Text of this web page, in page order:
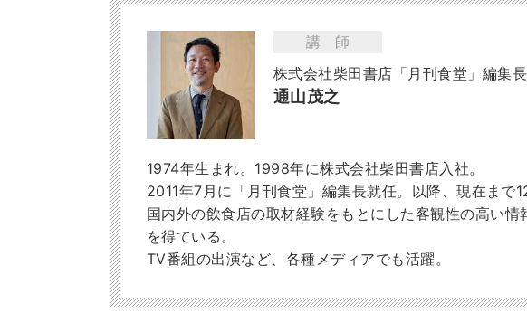
講師
株式会社柴田書店「月刊食堂」編集長
通山茂之
1974年生まれ。1998年に株式会社柴田書店入社。
2011年7月に「月刊食堂」編集長就任。以降、現在まで
国内外の飲食店の取材経験をもとにした客観性の高い
を得ている。
TV番組の出演など、各種メディアでも活躍。